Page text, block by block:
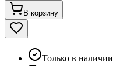
В корзину
Только в наличии